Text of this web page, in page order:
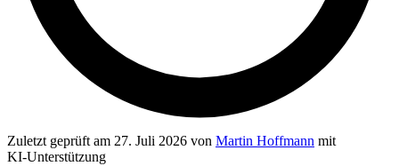
Zuletzt geprüft am 27. Juli 2026 von Martin Hoffmann mit
KI‑Unterstützung